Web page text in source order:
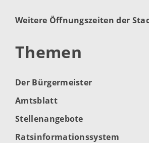
Weitere Öffnungszeiten der
Themen
Der Bürgermeister
Amtsblatt
Stellenangebote
Ratsinformationssystem